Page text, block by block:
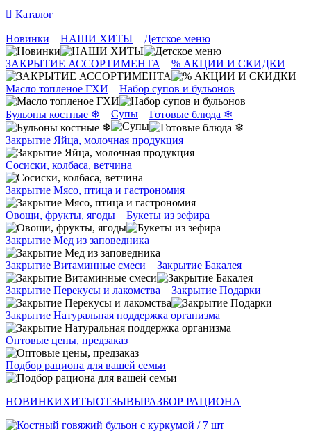
Каталог
Новинки НАШИ ХИТЫ Детское меню
ЗАКРЫТИЕ АССОРТИМЕНТА % АКЦИИ И СКИДКИ
Масло топленое ГХИ Набор супов и бульонов
Бульоны костные ❄ Супы Готовые блюда ❄
Закрытие Яйца, молочная продукция
Сосиски, колбаса, ветчина
Закрытие Мясо, птица и гастрономия
Овощи, фрукты, ягоды Букеты из зефира
Закрытие Мед из заповедника
Закрытие Витаминные смеси Закрытие Бакалея
Закрытие Перекусы и лакомства Закрытие Подарки
Закрытие Натуральная поддержка организма
Оптовые цены, предзаказ
Подбор рациона для вашей семьи
НОВИНКИХИТЫОТЗЫВЫРАЗБОР РАЦИОНА